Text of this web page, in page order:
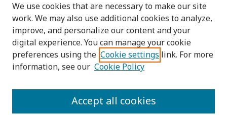
Browse
Collections
Disciplines
Authors
We use cookies that are necessary to make our site
work. We may also use additional cookies to analyze,
improve, and personalize our content and your
digital experience. You can manage your cookie
preferences using the Cookie settings link. For more
information, see our Cookie Policy
Accept all cookies